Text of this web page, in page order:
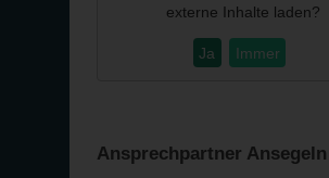
externe Inhalte laden?
Ja Immer
Ansprechpartner Ansegeln